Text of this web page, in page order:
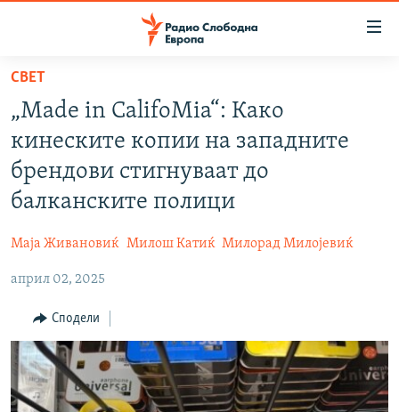
Оди
содржината
Оди
на
главната
навигација
на
пребарување
МАКЕДОНИЈА
СВЕТ
ВИЗУЕЛНО
ВЕСТИ
ПРИЈАВИ СЕ ЗА ЊУЗЛЕТЕР
ПОДКАСТ ЗОШТО?
СВЕТ
„Made in CalifoMia“: Како
кинеските копии на западните
брендови стигнуваат до
балканските полици
Маја Живановиќ Милош Катиќ Милорад Милојевиќ
април 02, 2025
Сподели